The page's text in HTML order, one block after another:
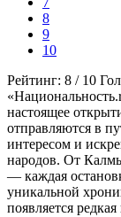
8
9
10
Рейтинг: 8 / 10
настоящее
отправляются в
интересом и
народов. От
— каждая
уникальной
появляется